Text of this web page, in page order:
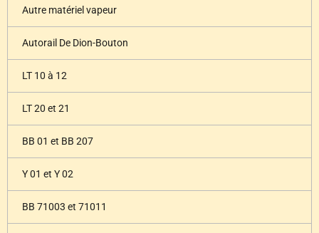
Autre matériel vapeur
Autorail De Dion-Bouton
LT 10 à 12
LT 20 et 21
BB 01 et BB 207
Y 01 et Y 02
BB 71003 et 71011